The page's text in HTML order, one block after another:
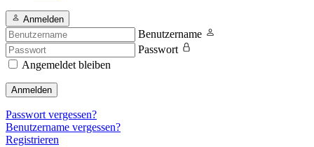
Anmelden
Benutzername
Passwort
Angemeldet bleiben
Anmelden
Passwort vergessen?
Benutzername vergessen?
Registrieren